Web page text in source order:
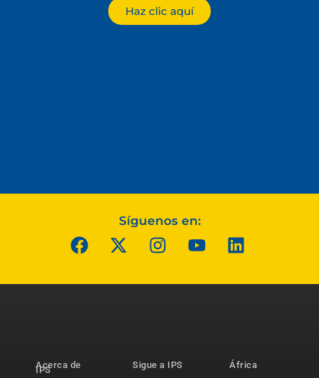
Haz clic aquí
Síguenos en:
Acerca de
IPS
Sigue a IPS
África